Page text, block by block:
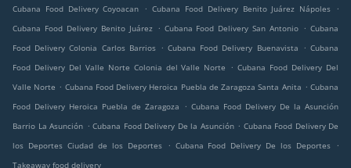
Cubana Food Delivery Coyoacan
. Cubana Food Delivery Benito Juárez Nápoles
.
Cubana Food Delivery Benito Juárez . Cubana Food Delivery San Antonio . Cubana
Food Delivery Colonia Carlos Barrios . Cubana Food Delivery Buenavista . Cubana
Food Delivery Del Valle Norte Colonia del Valle Norte
. Cubana Food Delivery Del
Valle Norte . Cubana Food Delivery Heroica Puebla de Zaragoza Santa Anita . Cubana
Food Delivery Heroica Puebla de Zaragoza
. Cubana Food Delivery De la Asunción
Barrio La Asunción . Cubana Food Delivery De la Asunción . Cubana Food Delivery De
los Deportes Ciudad de los Deportes
. Cubana Food Delivery De los Deportes
.
Takeaway food delivery